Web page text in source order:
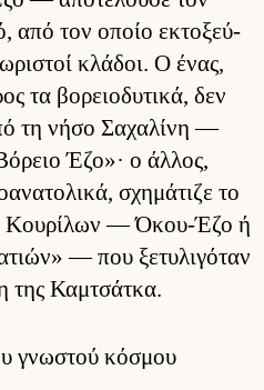
από τον οποίο εκτοξεύ­
κλάδοι. Ο ένας,
τα βορειο­δυτικά, δεν
τη νήσο Σαχαλίνη —
Έζο»· ο άλ­λος,
σχημάτιζε το
Κου­ρίλων — Όκου-Έζο ή
— που ξετυλιγόταν
της Καμ­τσάτ­κα.
γνωστού κόσμου